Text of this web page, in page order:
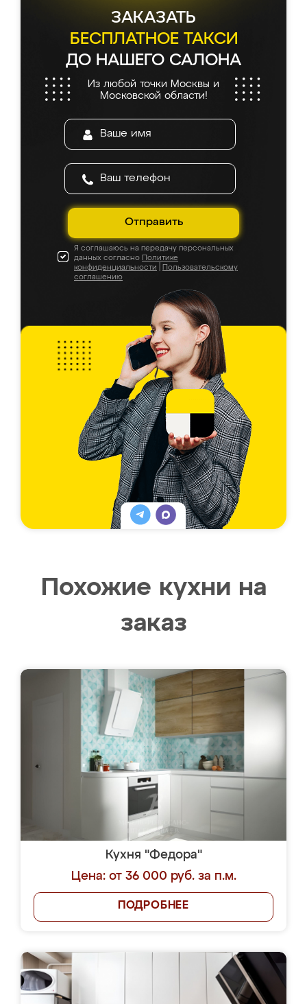
ЗАКАЗАТЬ
БЕСПЛАТНОЕ ТАКСИ
ДО НАШЕГО САЛОНА
Из любой точки Москвы и
Московской области!
Отправить
Я соглашаюсь на передачу персональных
данных согласно Политике
конфиденциальности
Пользовательскому
соглашению
Похожие кухни на
заказ
Кухня "Федора"
Цена: от 36 000 руб. за п.м.
ПОДРОБНЕЕ